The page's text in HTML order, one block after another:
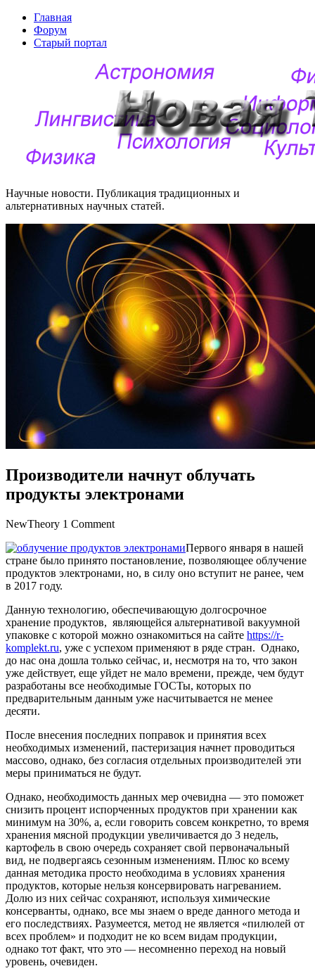
Главная
Форум
Старый портал
Научные новости. Публикация традиционных и
альтернативных научных статей.
Производители начнут облучать
продукты электронами
NewTheory 1 Comment
Первого января в нашей
стране было принято постановление, позволяющее облучение
продуктов электронами, но, в силу оно вступит не ранее, чем
в 2017 году.
Данную технологию, обеспечивающую долгосрочное
хранение продуктов, являющейся альтернативой вакуумной
упаковке с которой можно ознакомиться на сайте https://r-
komplekt.ru, уже с успехом применяют в ряде стран. Однако,
до нас она дошла только сейчас, и, несмотря на то, что закон
уже действует, еще уйдет не мало времени, прежде, чем будут
разработаны все необходимые ГОСТы, которых по
предварительным данным уже насчитывается не менее
десяти.
После внесения последних поправок и принятия всех
необходимых изменений, пастеризация начнет проводиться
массово, однако, без согласия отдельных производителей эти
меры приниматься не будут.
Однако, необходимость данных мер очевидна — это поможет
снизить процент испорченных продуктов при хранении как
минимум на 30%, а, если говорить совсем конкретно, то время
хранения мясной продукции увеличивается до 3 недель,
картофель в свою очередь сохраняет свой первоначальный
вид, не подвергаясь сезонным изменениям. Плюс ко всему
данная методика просто необходима в условиях хранения
продуктов, которые нельзя консервировать нагреванием.
Долю из них сейчас сохраняют, используя химические
консерванты, однако, все мы знаем о вреде данного метода и
его последствиях. Разумеется, метод не является «пилюлей от
всех проблем» и подходит не ко всем видам продукции,
однако тот факт, что это — несомненно переход на новый
уровень, очевиден.